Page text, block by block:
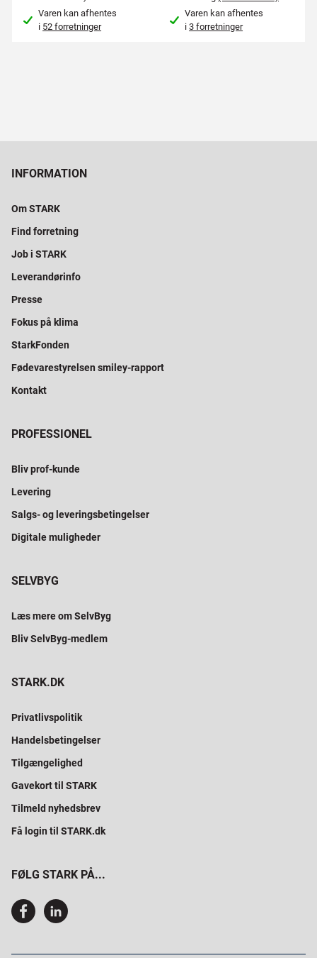
Varen kan afhentes
i 52 forretninger
Varen kan afhentes
i3 forretninger
INFORMATION
Om STARK
Find forretning
Job i STARK
Leverandørinfo
Presse
Fokus på klima
StarkFonden
Fødevarestyrelsen smiley-rapport
Kontakt
PROFESSIONEL
Bliv prof-kunde
Levering
Salgs- og leveringsbetingelser
Digitale muligheder
SELVBYG
Læs mere om SelvByg
Bliv SelvByg-medlem
STARK.DK
Privatlivspolitik
Handelsbetingelser
Tilgængelighed
Gavekort til STARK
Tilmeld nyhedsbrev
Få login til STARK.dk
FØLG STARK PÅ...